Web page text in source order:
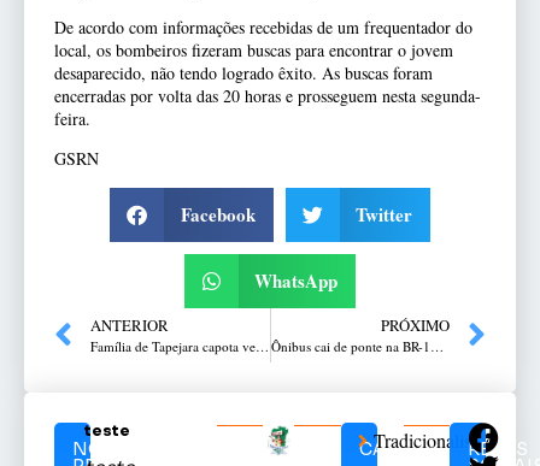
De acordo com informações recebidas de um frequentador do
local, os bombeiros fizeram buscas para encontrar o jovem
desaparecido, não tendo logrado êxito. As buscas foram
encerradas por volta das 20 horas e prosseguem nesta segunda-
feira.
GSRN
Facebook Twitter
WhatsApp
ANTERIOR
Família de Tapejara capota veículo na RS-475 em Getúlio Vargas
PRÓXIMO
Ônibus cai de ponte na BR-116 e deixa mortos e feridos
NOTÍCIAS
teste
CATEGORIAS
TradicionalismoREDES